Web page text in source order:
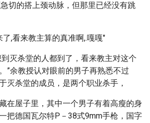
切的搭上颈动脉，但那里已经没有跳
,看来教主算的真准啊,.嘎嘎"
灭杀堂的人都到了，看来教主对这个
”余教授认对眼前的男子再熟悉不过
灭杀堂的成员，是两个职业杀手，
在屋子里，其中一个男子有着高瘦的身
把德国瓦尔特P－38式9mm手枪，国字